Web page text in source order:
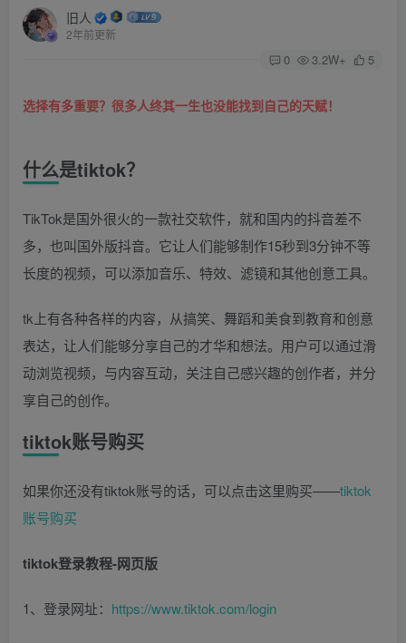
旧人
2年前更新
0 3.2W+ 5
选择有多重要？很多人终其一生也没能找到自己的天赋！
什么是tiktok？
TikTok是国外很火的一款社交软件，就和国内的抖音差不
多，也叫国外版抖音。它让人们能够制作15秒到3分钟不等
长度的视频，可以添加音乐、特效、滤镜和其他创意工具。
tk上有各种各样的内容，从搞笑、舞蹈和美食到教育和创意
表达，让人们能够分享自己的才华和想法。用户可以通过滑
动浏览视频，与内容互动，关注自己感兴趣的创作者，并分
享自己的创作。
tiktok账号购买
如果你还没有tiktok账号的话，可以点击这里购买——tiktok
账号购买
tiktok登录教程-网页版
1、登录网址： https://www.tiktok.com/login